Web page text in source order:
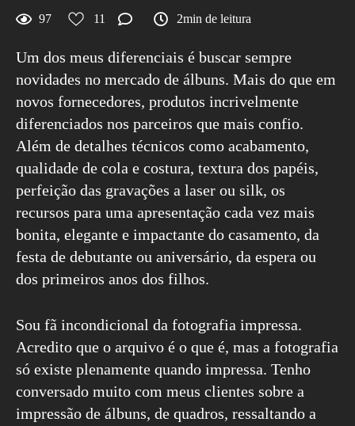
97 11 2min de leitura
Um dos meus diferenciais é buscar sempre
novidades no mercado de álbuns. Mais do que em
novos fornecedores, produtos incrivelmente
diferenciados nos parceiros que mais confio.
Além de detalhes técnicos como acabamento,
qualidade de cola e costura, textura dos papéis,
perfeição das gravações a laser ou silk, os
recursos para uma apresentação cada vez mais
bonita, elegante e impactante do casamento, da
festa de debutante ou aniversário, da espera ou
dos primeiros anos dos filhos.
Sou fã incondicional da fotografia impressa.
Acredito que o arquivo é o que é, mas a fotografia
só existe plenamente quando impressa. Tenho
conversado muito com meus clientes sobre a
impressão de álbuns, de quadros, ressaltando a